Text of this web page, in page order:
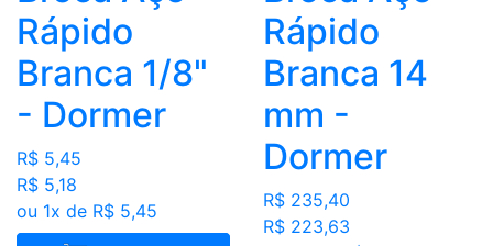
Rápido
Branca 1/8"
- Dormer
R$ 5,45
R$ 5,18
ou 1x de R$ 5,45
Rápido
Branca 14
mm -
Dormer
R$ 235,40
R$ 223,63